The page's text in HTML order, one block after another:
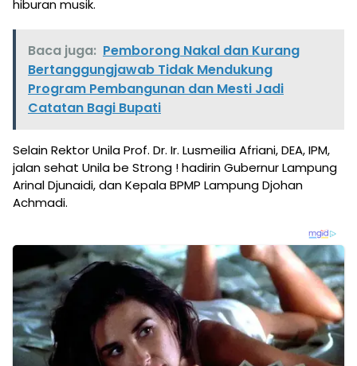
hiburan musik.
Baca juga: Pemborong Nakal dan Kurang
Bertanggungjawab Tidak Mendukung
Program Pembangunan dan Mesti Jadi
Catatan Bagi Bupati
Selain Rektor Unila Prof. Dr. Ir. Lusmeilia Afriani, DEA, IPM,
jalan sehat Unila be Strong ! hadirin Gubernur Lampung
Arinal Djunaidi, dan Kepala BPMP Lampung Djohan
Achmadi.